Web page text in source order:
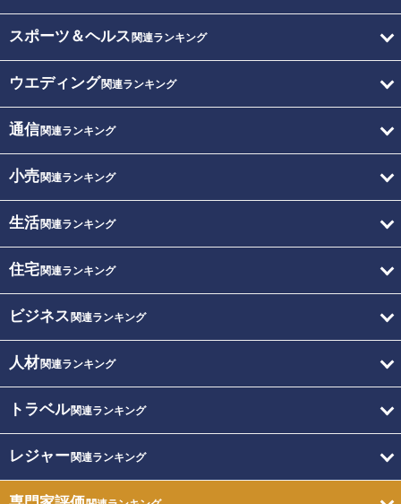
スポーツ＆ヘルス 関連ランキング
ウエディング関連ランキング
通信関連ランキング
小売関連ランキング
生活関連ランキング
住宅関連ランキング
ビジネス 関連ランキング
人材関連ランキング
トラベル関連ランキング
レジャー関連ランキング